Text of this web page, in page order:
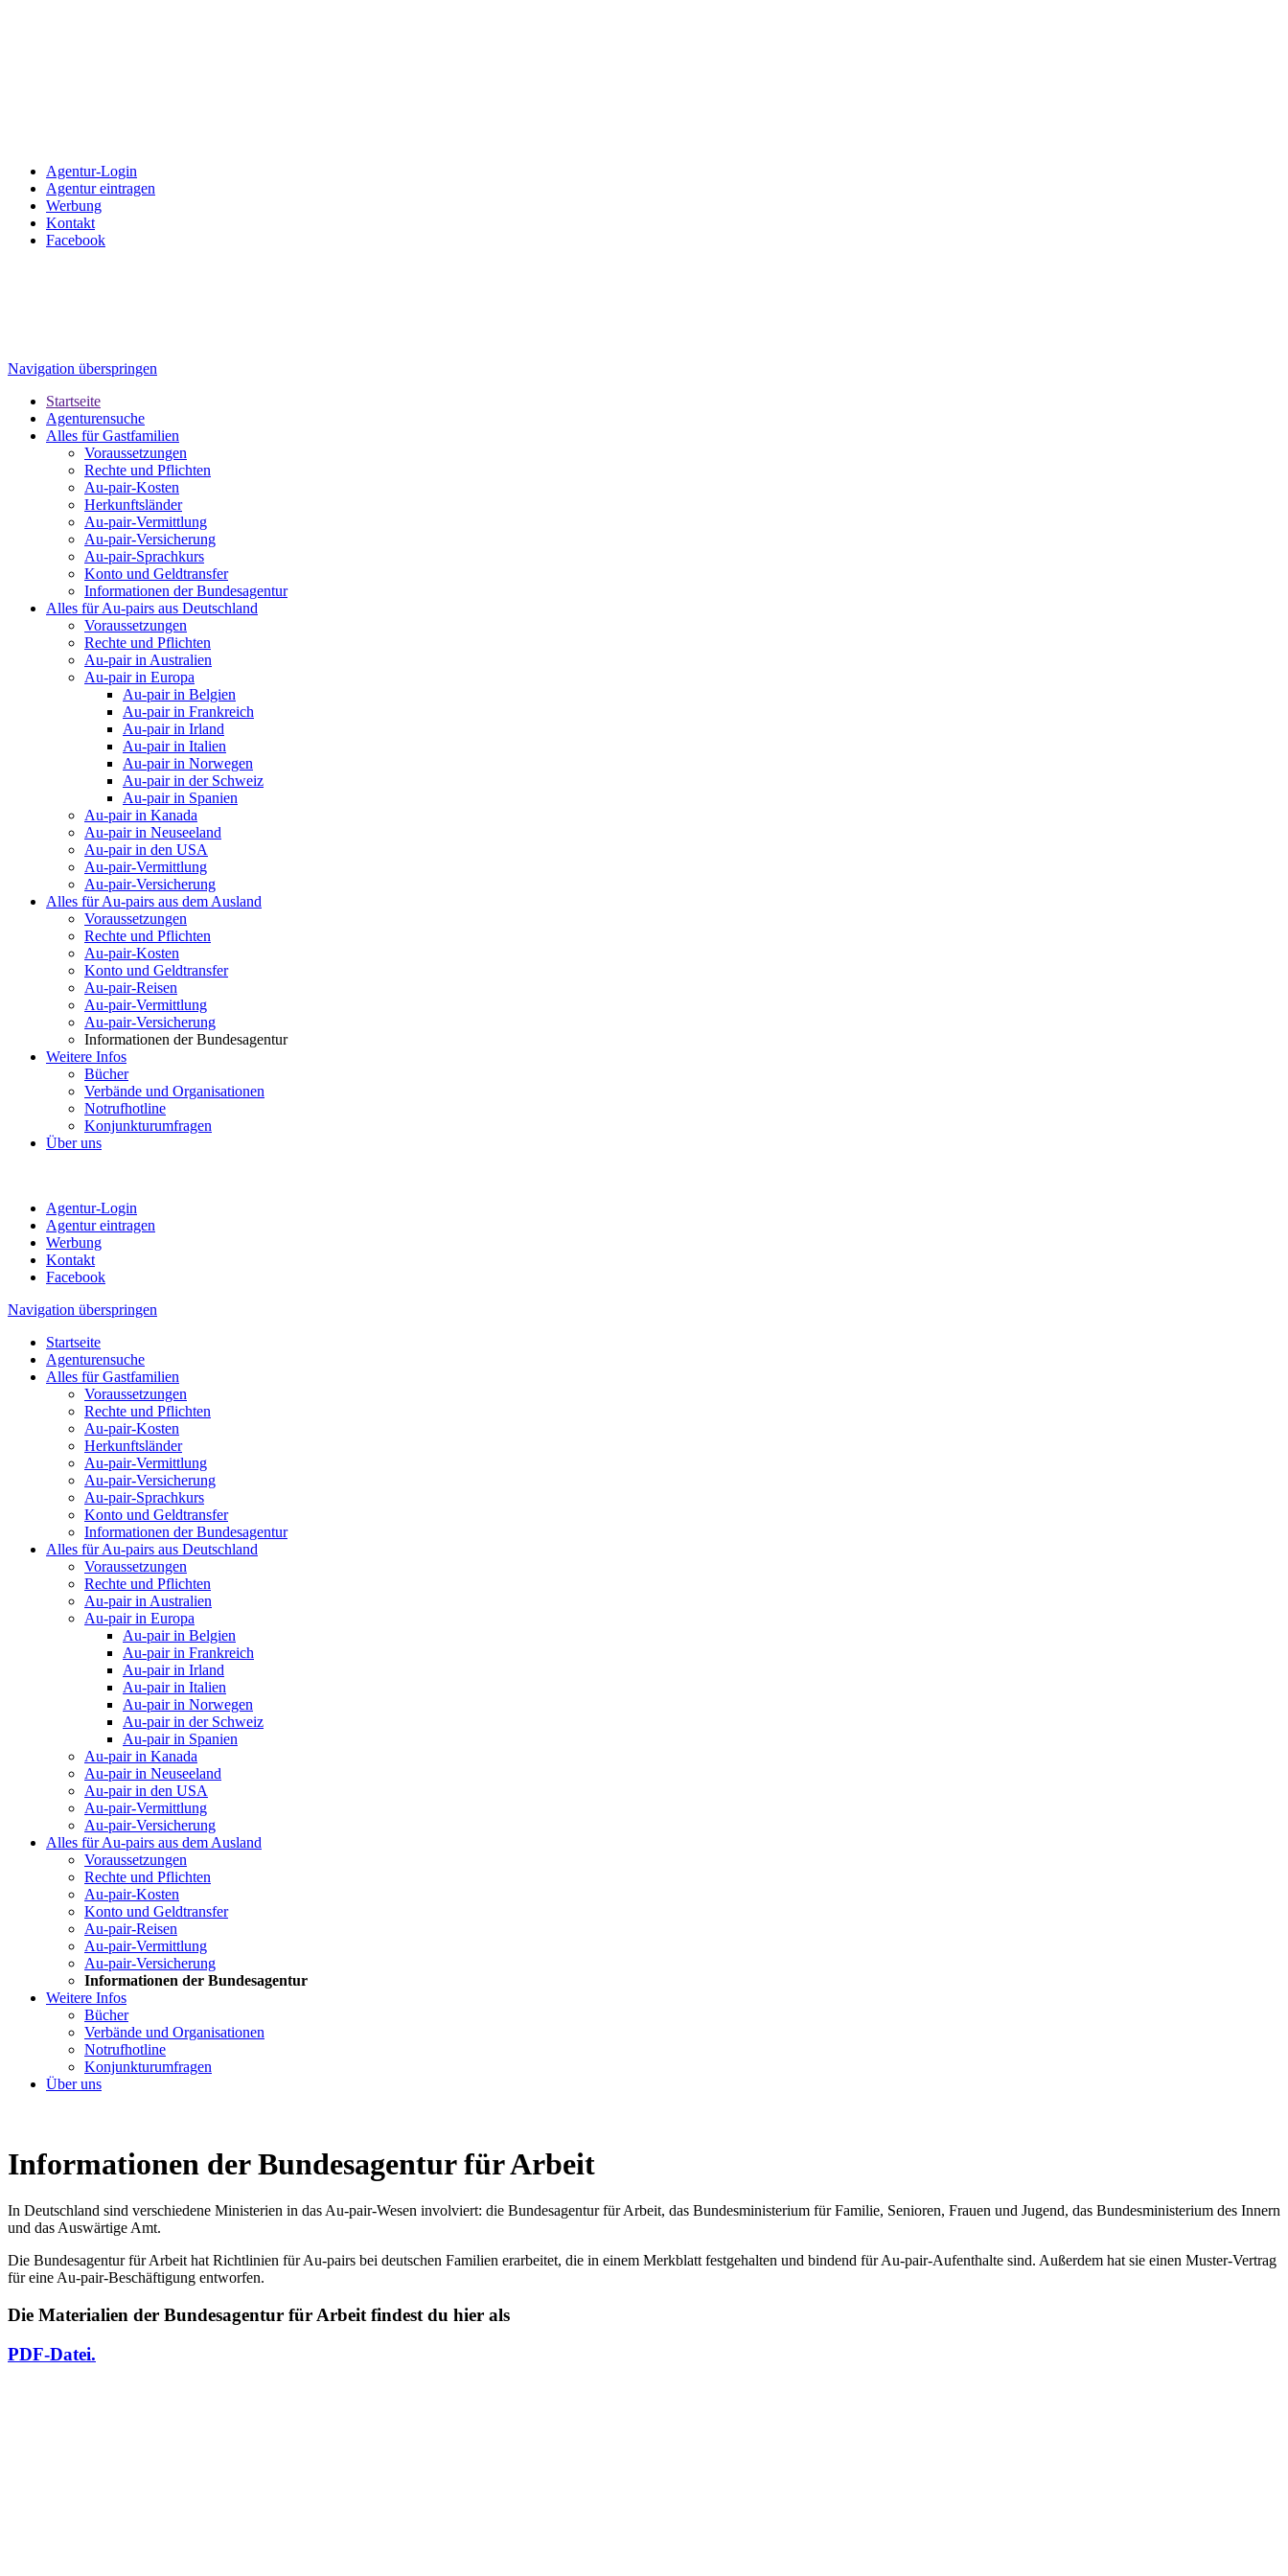
Agentur-Login
Agentur eintragen
Werbung
Kontakt
Facebook
Navigation überspringen
Startseite
Agenturensuche
Alles für Gastfamilien
Voraussetzungen
Rechte und Pflichten
Au-pair-Kosten
Herkunftsländer
Au-pair-Vermittlung
Au-pair-Versicherung
Au-pair-Sprachkurs
Konto und Geldtransfer
Informationen der Bundesagentur
Alles für Au-pairs aus Deutschland
Voraussetzungen
Rechte und Pflichten
Au-pair in Australien
Au-pair in Europa
Au-pair in Belgien
Au-pair in Frankreich
Au-pair in Irland
Au-pair in Italien
Au-pair in Norwegen
Au-pair in der Schweiz
Au-pair in Spanien
Au-pair in Kanada
Au-pair in Neuseeland
Au-pair in den USA
Au-pair-Vermittlung
Au-pair-Versicherung
Alles für Au-pairs aus dem Ausland
Voraussetzungen
Rechte und Pflichten
Au-pair-Kosten
Konto und Geldtransfer
Au-pair-Reisen
Au-pair-Vermittlung
Au-pair-Versicherung
Informationen der Bundesagentur
Weitere Infos
Bücher
Verbände und Organisationen
Notrufhotline
Konjunkturumfragen
Über uns
Agentur-Login
Agentur eintragen
Werbung
Kontakt
Facebook
Navigation überspringen
Startseite
Agenturensuche
Alles für Gastfamilien
Voraussetzungen
Rechte und Pflichten
Au-pair-Kosten
Herkunftsländer
Au-pair-Vermittlung
Au-pair-Versicherung
Au-pair-Sprachkurs
Konto und Geldtransfer
Informationen der Bundesagentur
Alles für Au-pairs aus Deutschland
Voraussetzungen
Rechte und Pflichten
Au-pair in Australien
Au-pair in Europa
Au-pair in Belgien
Au-pair in Frankreich
Au-pair in Irland
Au-pair in Italien
Au-pair in Norwegen
Au-pair in der Schweiz
Au-pair in Spanien
Au-pair in Kanada
Au-pair in Neuseeland
Au-pair in den USA
Au-pair-Vermittlung
Au-pair-Versicherung
Alles für Au-pairs aus dem Ausland
Voraussetzungen
Rechte und Pflichten
Au-pair-Kosten
Konto und Geldtransfer
Au-pair-Reisen
Au-pair-Vermittlung
Au-pair-Versicherung
Informationen der Bundesagentur
Weitere Infos
Bücher
Verbände und Organisationen
Notrufhotline
Konjunkturumfragen
Über uns
Informationen der Bundesagentur für Arbeit
In Deutschland sind verschiedene Ministerien in das Au-pair-Wesen involviert: die Bundesagentur für Arbeit, das Bundesministerium für Familie, Senioren, Frauen und Jugend, das Bundesministerium des Innern
und das Auswärtige Amt.
Die Bundesagentur für Arbeit hat Richtlinien für Au-pairs bei deutschen Familien erarbeitet, die in einem Merkblatt festgehalten und bindend für Au-pair-Aufenthalte sind. Außerdem hat sie einen Muster-Vertrag
für eine Au-pair-Beschäftigung entworfen.
Die Materialien der Bundesagentur für Arbeit findest du hier als
PDF-Datei.